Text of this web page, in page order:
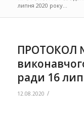
липня 2020 року...
ПРОТОКОЛ
ради 16
12.08.2020 /